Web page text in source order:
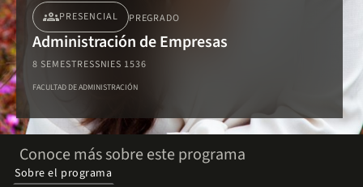
groupsPRESENCIAL PREGRADO
Administración de Empresas
8 SEMESTRESSNIES 1536
FACULTAD DE ADMINISTRACIÓN
Conoce más sobre este programa
Sobre el programa